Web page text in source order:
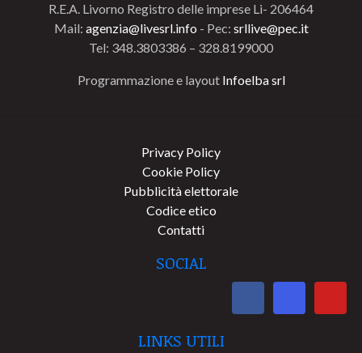
R.E.A. Livorno Registro delle imprese Li- 206464
Mail: agenzia@livesrl.info - Pec: srllive@pec.it
Tel: 348.3803386 – 328.8199000
Programmazione e layout Infoelba srl
Privacy Policy
Cookie Policy
Pubblicità elettorale
Codice etico
Contatti
SOCIAL
LINKS UTILI